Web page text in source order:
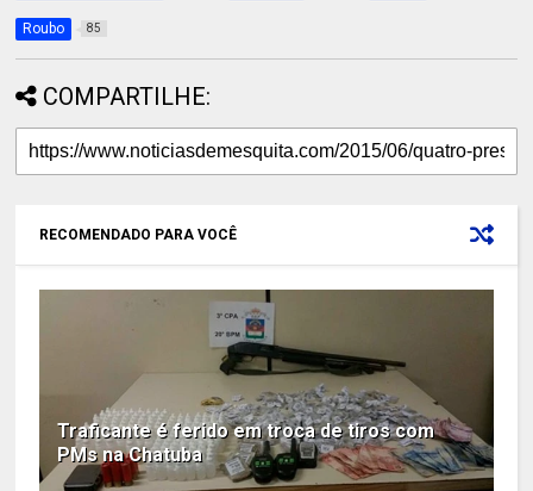
Roubo 85
COMPARTILHE:
RECOMENDADO PARA VOCÊ
Traficante é ferido em troca de tiros com
PMs na Chatuba